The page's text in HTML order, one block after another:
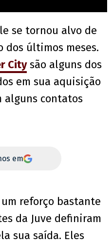
se tornou alvo de
dos últimos meses.
Citysão alguns dos
em sua aquisição
alguns contatos
em
reforço bastante
da Juve definiram
sua saída. Eles